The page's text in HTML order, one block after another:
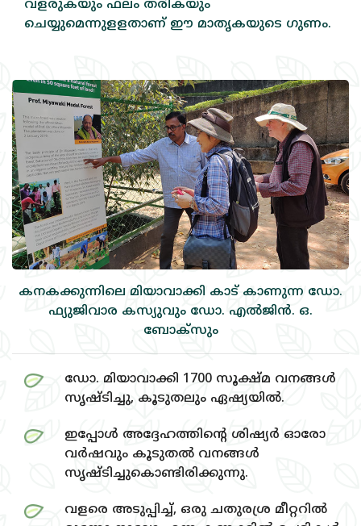
വളരുകയും ഫലം തരികയും
ചെയ്യുമെന്നുളളതാണ്‌ ഈ മാതൃകയുടെ ഗുണം.
കനകക്കുന്നിലെ മിയാവാക്കി കാട്‌ കാണുന്ന ഡോ.
ഫ്യുജിവാര കസ്യുവും ഡോ. എല്‍ജിന്‍. ഒ.
ബോക്‌സും
ഡോ. മിയാവാക്കി 1700 സൂക്ഷ്‌മ വനങ്ങള്‍
സൃഷ്ടിച്ചു, കൂടുതലും ഏഷ്യയില്‍.
ഇപ്പോള്‍ അദ്ദേഹത്തിന്റെ ശിഷ്യര്‍ ഓരോ
വര്‍ഷവും കൂടുതല്‍ വനങ്ങള്‍
സൃഷ്ടിച്ചുകൊണ്ടിരിക്കുന്നു.
വളരെ അടുപ്പിച്ച്‌, ഒരു ചതുരശ്ര മീറ്ററില്‍